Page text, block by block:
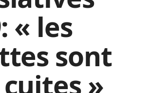
« les
sont
»